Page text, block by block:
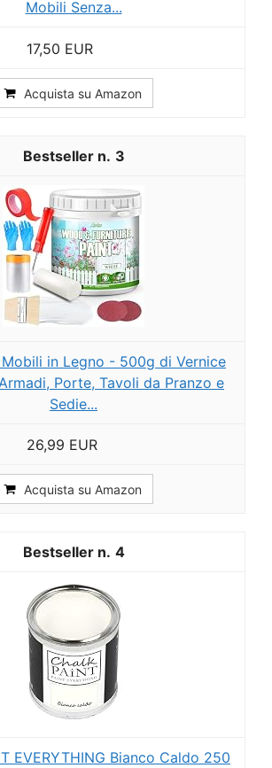
Mobili Senza...
17,50 EUR
Acquista su Amazon
3
in Legno - 500g di Vernice
Porte, Tavoli da Pranzo e
Sedie...
26,99 EUR
Acquista su Amazon
4
EVERYTHING Bianco Caldo 250